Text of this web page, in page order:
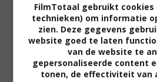
FilmTotaal gebruikt
technieken) om informatie
zien. Deze gegevens
website goed te laten
van de website te
gepersonaliseerde content
tonen, de effectiviteit van